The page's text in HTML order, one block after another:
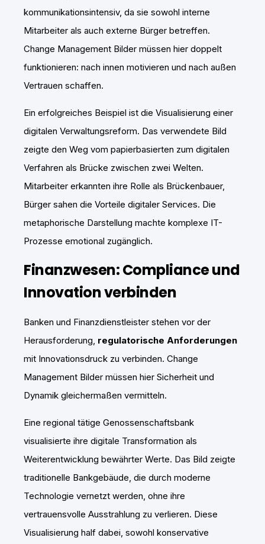
kommunikationsintensiv, da sie sowohl interne
Mitarbeiter als auch externe Bürger betreffen.
Change Management Bilder müssen hier doppelt
funktionieren: nach innen motivieren und nach außen
Vertrauen schaffen.
Ein erfolgreiches Beispiel ist die Visualisierung einer
digitalen Verwaltungsreform. Das verwendete Bild
zeigte den Weg vom papierbasierten zum digitalen
Verfahren als Brücke zwischen zwei Welten.
Mitarbeiter erkannten ihre Rolle als Brückenbauer,
Bürger sahen die Vorteile digitaler Services. Die
metaphorische Darstellung machte komplexe IT-
Prozesse emotional zugänglich.
Finanzwesen: Compliance und
Innovation verbinden
Banken und Finanzdienstleister stehen vor der
Herausforderung, regulatorische Anforderungen
mit Innovationsdruck zu verbinden. Change
Management Bilder müssen hier Sicherheit und
Dynamik gleichermaßen vermitteln.
Eine regional tätige Genossenschaftsbank
visualisierte ihre digitale Transformation als
Weiterentwicklung bewährter Werte. Das Bild zeigte
traditionelle Bankgebäude, die durch moderne
Technologie vernetzt werden, ohne ihre
vertrauensvolle Ausstrahlung zu verlieren. Diese
Visualisierung half dabei, sowohl konservative